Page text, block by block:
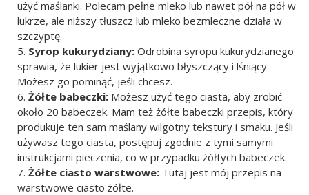
użyć maślanki. Polecam pełne mleko lub nawet pół na pół w
lukrze, ale niższy tłuszcz lub mleko bezmleczne działa w
szczyptę.
Syrop kukurydziany: Odrobina syropu kukurydzianego
sprawia, że lukier jest wyjątkowo błyszczący i lśniący.
Możesz go pominąć, jeśli chcesz.
Żółte babeczki: Możesz użyć tego ciasta, aby zrobić
około 20 babeczek. Mam też żółte babeczki przepis, który
produkuje ten sam maślany wilgotny tekstury i smaku. Jeśli
używasz tego ciasta, postępuj zgodnie z tymi samymi
instrukcjami pieczenia, co w przypadku żółtych babeczek.
Żółte ciasto warstwowe: Tutaj jest mój przepis na
warstwowe ciasto żółte.